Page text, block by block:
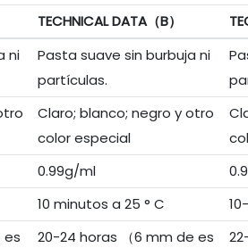
TECHNICAL DATA（B）
ni
Pasta suave sin burbuja ni
partículas.
Claro; blanco; negro y otro
color especial
0.99g/ml
10 minutos a 25 ° C
es
20-24 horas （6 mm de es